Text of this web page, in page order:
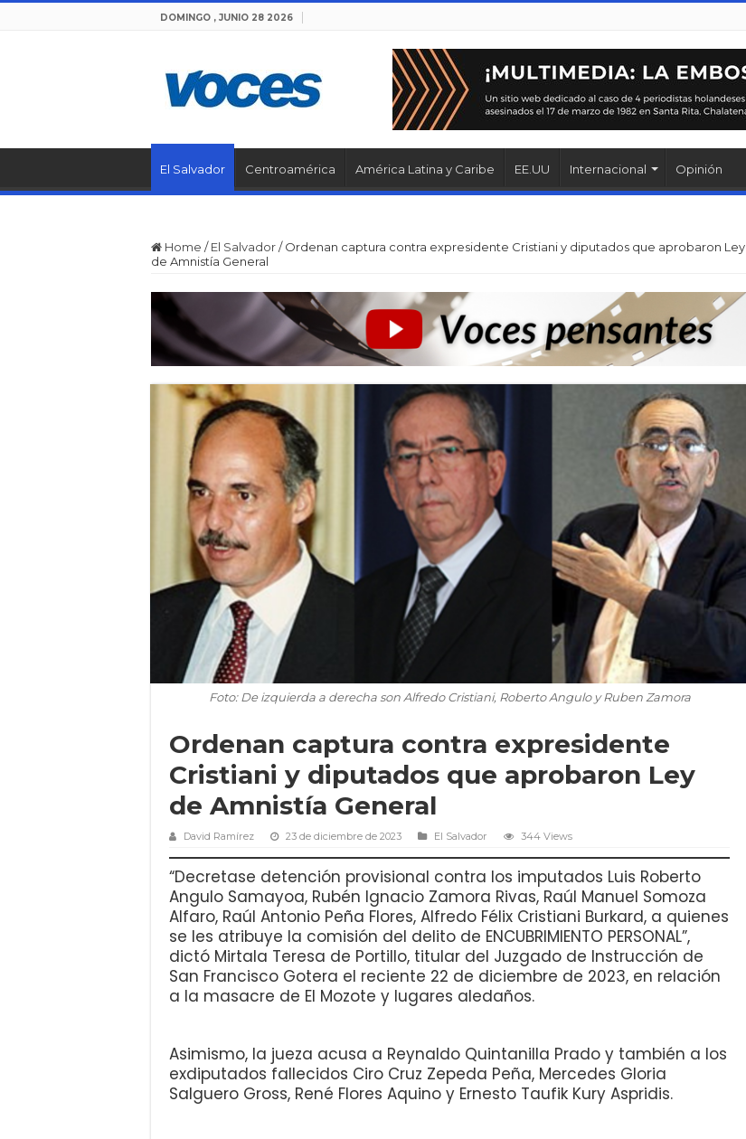
DOMINGO , JUNIO 28 2026
El Salvador Centroamérica América Latina y Caribe EE.UU Internacional Opinión
Home / El Salvador/ Ordenan captura contra expresidente Cristiani y diputados que aprobaron Ley
de Amnistía General
Foto: De izquierda a derecha son Alfredo Cristiani, Roberto Angulo y Ruben Zamora
Ordenan captura contra expresidente
Cristiani y diputados que aprobaron Ley
de Amnistía General
David Ramírez 23 de diciembre de 2023 El Salvador 344 Views
“Decretase detención provisional contra los imputados Luis Roberto
Angulo Samayoa, Rubén Ignacio Zamora Rivas, Raúl Manuel Somoza
Alfaro, Raúl Antonio Peña Flores, Alfredo Félix Cristiani Burkard, a quienes
se les atribuye la comisión del delito de ENCUBRIMIENTO PERSONAL”,
dictó Mirtala Teresa de Portillo, titular del Juzgado de Instrucción de
San Francisco Gotera el reciente 22 de diciembre de 2023, en relación
a la masacre de El Mozote y lugares aledaños.
Asimismo, la jueza acusa a Reynaldo Quintanilla Prado y también a los
exdiputados fallecidos Ciro Cruz Zepeda Peña, Mercedes Gloria
Salguero Gross, René Flores Aquino y Ernesto Taufik Kury Aspridis.